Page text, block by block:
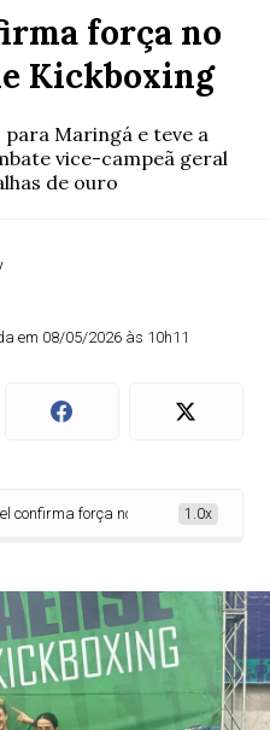
força no
Kickboxing
para Maringá e teve a
vice-campeã geral
de ouro
em 08/05/2026 às 10h11
força no Paranaense de
1.0x